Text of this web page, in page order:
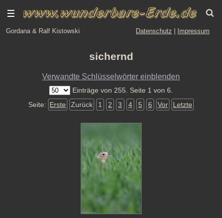
Gordana & Ralf Kistowski Datenschutz Impressum
sichernd
Verwandte Schlüsselwörter einblenden
Einträge von 255. Seite 1 von 6.
Seite: Erste Zurück 1 2 3 4 5 6 Vor Letzte